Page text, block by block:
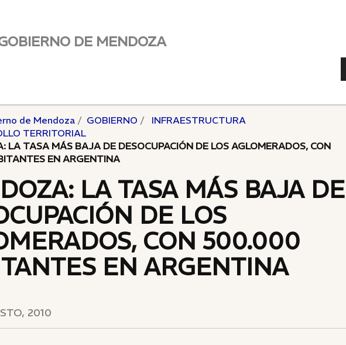
DE MENDOZA
de Mendoza GOBIERNO
INFRAESTRUCTURA
TERRITORIAL
LA TASA MÁS BAJA DE DESOCUPACIÓN DE LOS AGLOMERADOS, CON
EN ARGENTINA
LA TASA MÁS BAJA DE
DE LOS
CON 500.000
EN ARGENTINA
2010